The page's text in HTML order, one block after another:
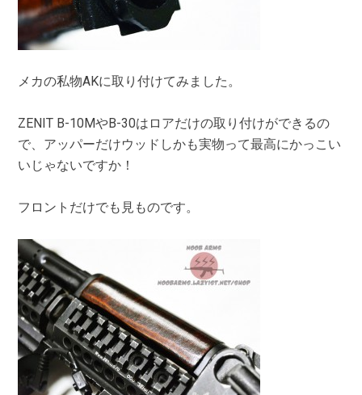
メカの私物AKに取り付けてみました。
ZENIT B-10MやB-30はロアだけの取り付けができるの
で、アッパーだけウッドしかも実物って最高にかっこい
いじゃないですか！
フロントだけでも見ものです。